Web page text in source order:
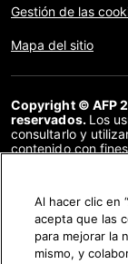
Gestión de las
Mapa del sitio
Copyright © AFP
reservados. Los
consultarlo y
contenido con
distribución del
acuerdo
prohibido. Los
presentan o se
la correcta
Al hacer clic en
acepta que las
para mejorar la
mismo, y